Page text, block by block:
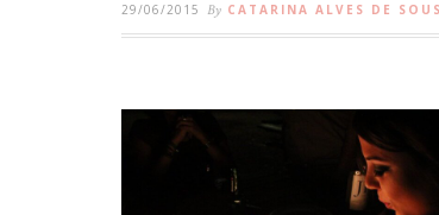
29/06/2015 By CATARINA ALVES DE